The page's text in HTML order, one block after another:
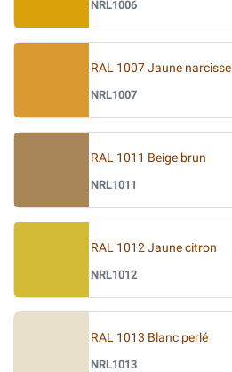
NRL1006
RAL 1007 Jaune narcisse
NRL1007
RAL 1011 Beige brun
NRL1011
RAL 1012 Jaune citron
NRL1012
RAL 1013 Blanc perlé
NRL1013